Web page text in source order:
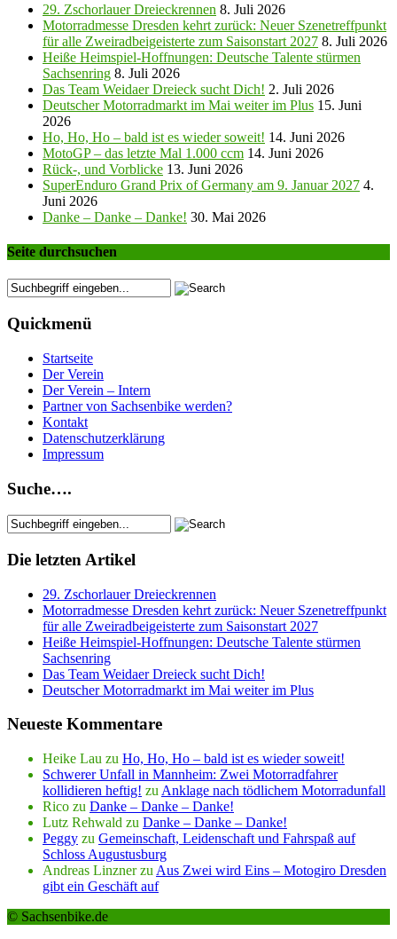
29. Zschorlauer Dreieckrennen 8. Juli 2026
Motorradmesse Dresden kehrt zurück: Neuer Szenetreffpunkt
für alle Zweiradbeigeisterte zum Saisonstart 2027 8. Juli 2026
Heiße Heimspiel-Hoffnungen: Deutsche Talente stürmen
Sachsenring 8. Juli 2026
Das Team Weidaer Dreieck sucht Dich! 2. Juli 2026
Deutscher Motorradmarkt im Mai weiter im Plus 15. Juni
2026
Ho, Ho, Ho – bald ist es wieder soweit! 14. Juni 2026
MotoGP – das letzte Mal 1.000 ccm 14. Juni 2026
Rück-, und Vorblicke 13. Juni 2026
SuperEnduro Grand Prix of Germany am 9. Januar 2027 4.
Juni 2026
Danke – Danke – Danke! 30. Mai 2026
Seite durchsuchen
Quickmenü
Startseite
Der Verein
Der Verein – Intern
Partner von Sachsenbike werden?
Kontakt
Datenschutzerklärung
Impressum
Suche….
Die letzten Artikel
29. Zschorlauer Dreieckrennen
Motorradmesse Dresden kehrt zurück: Neuer Szenetreffpunkt
für alle Zweiradbeigeisterte zum Saisonstart 2027
Heiße Heimspiel-Hoffnungen: Deutsche Talente stürmen
Sachsenring
Das Team Weidaer Dreieck sucht Dich!
Deutscher Motorradmarkt im Mai weiter im Plus
Neueste Kommentare
Heike Lau zu Ho, Ho, Ho – bald ist es wieder soweit!
Schwerer Unfall in Mannheim: Zwei Motorradfahrer
kollidieren heftig! zu Anklage nach tödlichem Motorradunfall
Rico zu Danke – Danke – Danke!
Lutz Rehwald zu Danke – Danke – Danke!
Peggy zu Gemeinschaft, Leidenschaft und Fahrspaß auf
Schloss Augustusburg
Andreas Linznerzu Aus Zwei wird Eins – Motogiro Dresden
gibt ein Geschäft auf
© Sachsenbike.de